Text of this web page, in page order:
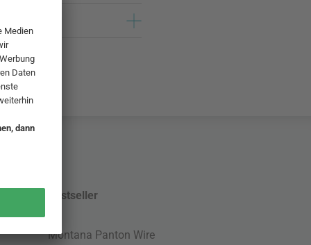
Bestseller
Montana Panton Wire